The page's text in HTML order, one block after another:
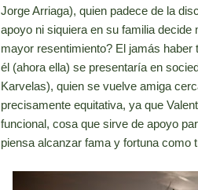
Jorge Arriaga), quien padece de la
apoyo ni siquiera en su familia
mayor resentimiento? El jamás
él (ahora ella) se presentaría en
Karvelas), quien se vuelve amiga
precisamente equitativa, ya que
funcional, cosa que sirve de apoyo
piensa alcanzar fama y fortuna como